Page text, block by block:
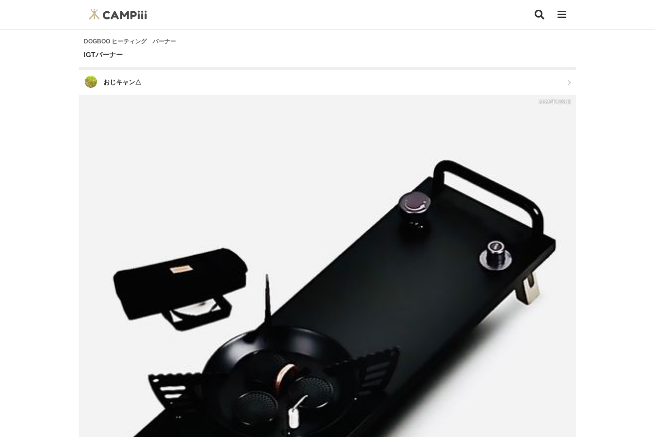
DOGBOO ヒーティング バーナー
IGTバーナー
おじキャン△
2025年9月8日